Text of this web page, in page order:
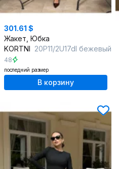
301.61 $
Жакет, Юбка
KORTNI 20Р11/2U17dl бежевый
48
последний размер
В корзину